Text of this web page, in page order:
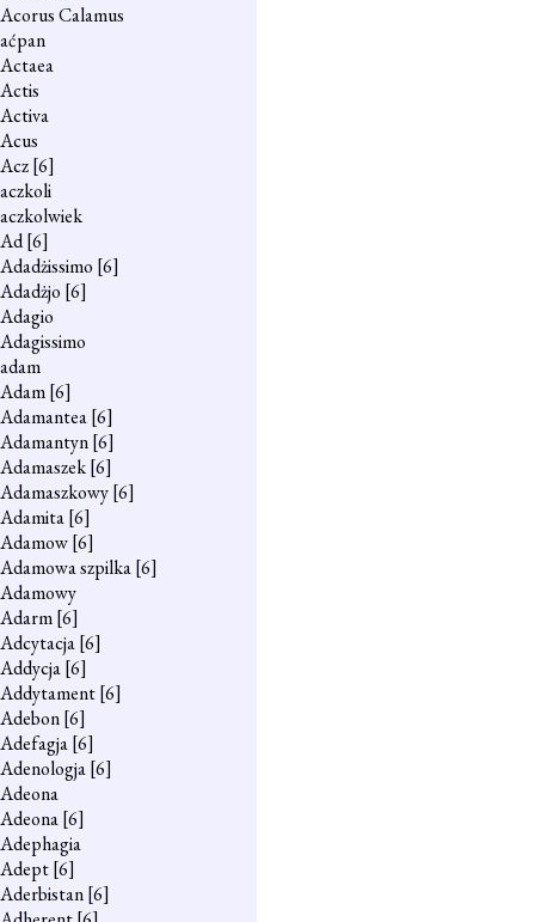
Acorus Calamus
aćpan
Actaea
Actis
Activa
Acus
Acz[6]
aczkoli
aczkolwiek
Ad[6]
Adadżissimo [6]
Adadżjo [6]
Adagio
Adagissimo
adam
Adam[6]
Adamantea[6]
Adamantyn[6]
Adamaszek[6]
Adamaszkowy[6]
Adamita[6]
Adamow[6]
Adamowa szpilka[6]
Adamowy
Adarm[6]
Adcytacja[6]
Addycja[6]
Addytament[6]
Adebon[6]
Adefagja[6]
Adenologja[6]
Adeona
Adeona[6]
Adephagia
Adept[6]
Aderbistan[6]